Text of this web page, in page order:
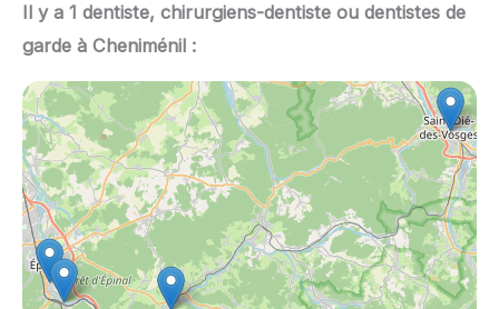
Il y a 1 dentiste, chirurgiens-dentiste ou dentistes de
garde à Cheniménil :